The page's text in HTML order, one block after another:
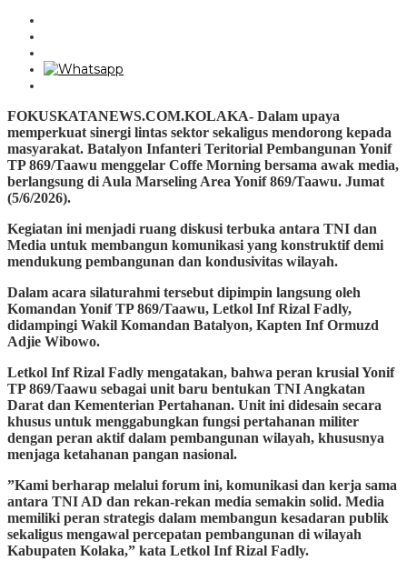
FOKUSKATANEWS.COM.KOLAKA- Dalam upaya
memperkuat sinergi lintas sektor sekaligus mendorong kepada
masyarakat. Batalyon Infanteri Teritorial Pembangunan Yonif
TP 869/Taawu menggelar Coffe Morning bersama awak media,
berlangsung di Aula Marseling Area Yonif 869/Taawu. Jumat
(5/6/2026).
Kegiatan ini menjadi ruang diskusi terbuka antara TNI dan
Media untuk membangun komunikasi yang konstruktif demi
mendukung pembangunan dan kondusivitas wilayah.
Dalam acara silaturahmi tersebut dipimpin langsung oleh
Komandan Yonif TP 869/Taawu, Letkol Inf Rizal Fadly,
didampingi Wakil Komandan Batalyon, Kapten Inf Ormuzd
Adjie Wibowo.
​Letkol Inf Rizal Fadly mengatakan, bahwa peran krusial Yonif
TP 869/Taawu sebagai unit baru bentukan TNI Angkatan
Darat dan Kementerian Pertahanan. Unit ini didesain secara
khusus untuk menggabungkan fungsi pertahanan militer
dengan peran aktif dalam pembangunan wilayah, khususnya
menjaga ketahanan pangan nasional.
​”Kami berharap melalui forum ini, komunikasi dan kerja sama
antara TNI AD dan rekan-rekan media semakin solid. Media
memiliki peran strategis dalam membangun kesadaran publik
sekaligus mengawal percepatan pembangunan di wilayah
Kabupaten Kolaka,” kata Letkol Inf Rizal Fadly.